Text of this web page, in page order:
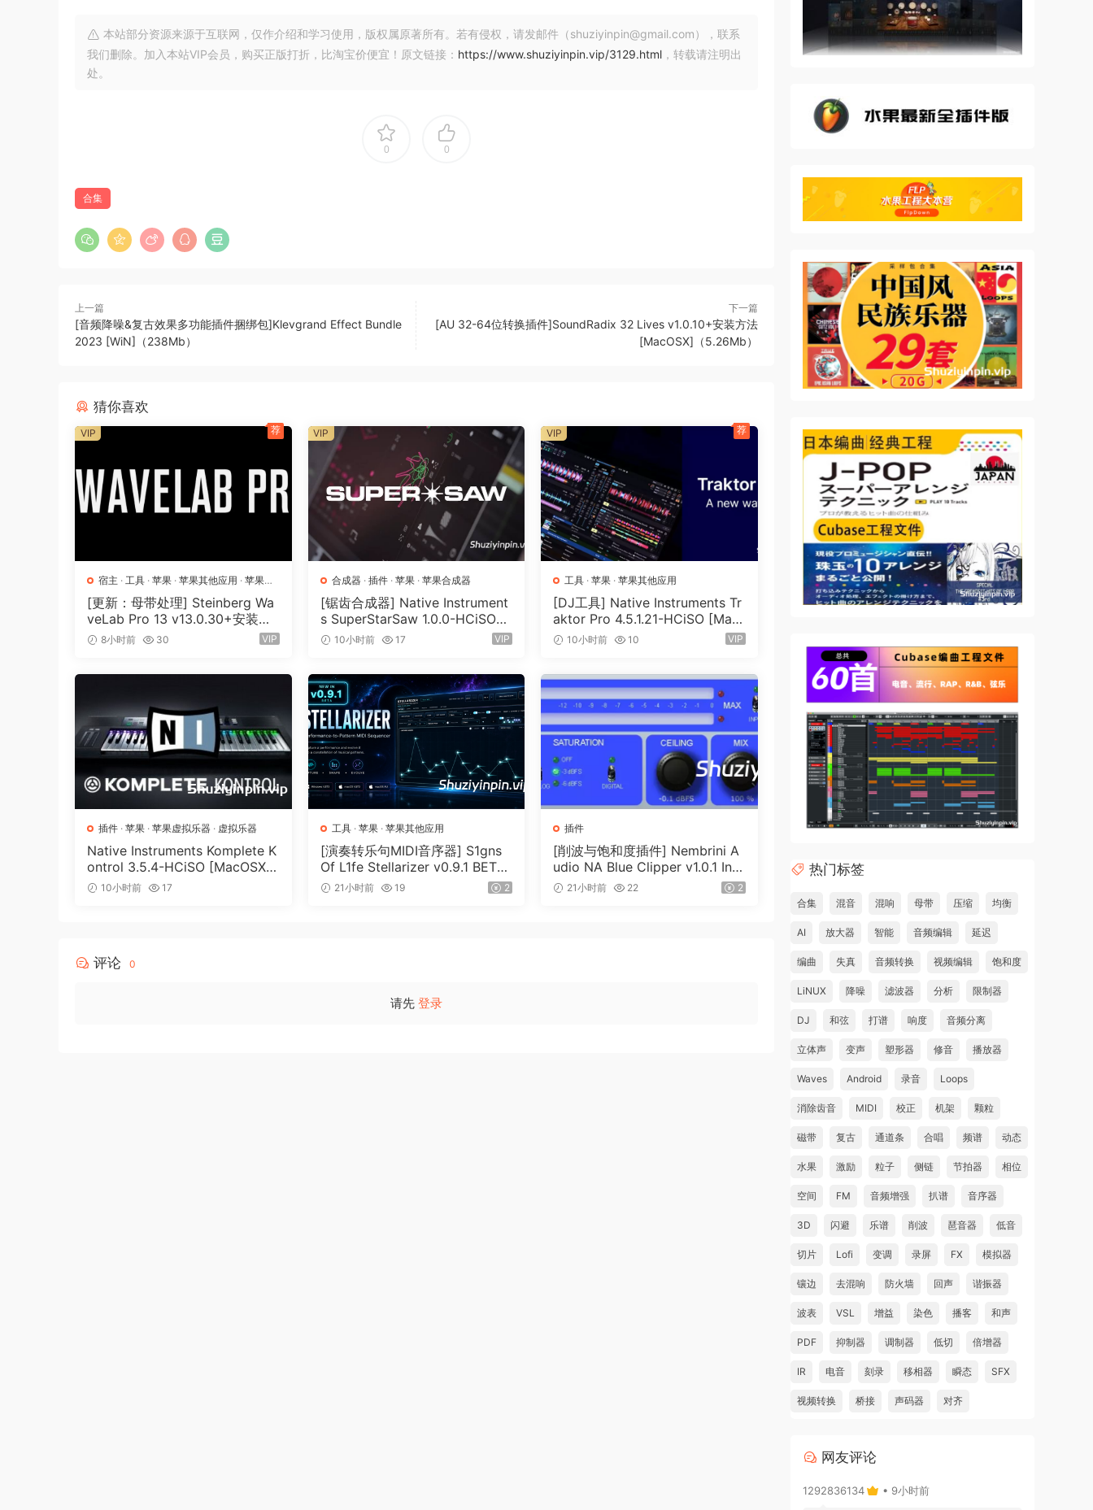
安装方法：
Sylenth1 是一款虚拟模拟 VSTi 合成器，它将质量和性能的定义提升到了更高的水平。到目前为止，只有极少数软件合
成器能够达到硬件合成器的音质标准。Sylenth1 就是其中之一。
Sylenth1 不仅仅是一款合成器。它是从制作人的角度打造的。它旨在制作出高品质的声音和音乐。它旨在演奏。我们投
入了大量研究，以实现前所未有的温暖和清晰度。图形界面确保最高级别的可用性，让您可以充分释放创造力。
一位女巫说，
的检测问题，Lennard 停止了对 NTDLL 的 Nt/ZwProtectVirtualMemory 的调用，
我们在之前的 NFO 中已经解释过。感谢你们证明了我们说的是真的 :)
这并非 LennarDigital 第一次或第二次出现其
“强大”保护机制的问题。这种情况一直存在，从 V1 版本开始就如此。
合法用户应该要求 Lennard 移除这些无用的功能。
至少从 2022 年起，它就没有任何保护作用了 :)
v3.073 中的新增功能（2022 年 12 月 10 日）
修复噪音振荡器中的错误。
添加了对 Studio One .preset 文件的支持。
允许在设置文件中使用空的 DefaultBank 字符串。
本站部分资源来源于互联网，仅作介绍和学习使用，版权属原著所有。若有侵权，请发邮件（shuziyinpin@gmail.com），联系
我们删除。加入本站VIP会员，购买正版打折，比淘宝价便宜！原文链接： https://www.shuziyinpin.vip/3129.html ，转载请注明出
处。
0 0
合集
上一篇
[音频降噪&复古效果多功能插件捆绑包]Klevgrand Effect Bundle
2023 [WiN]（238Mb）
下一篇
[AU 32-64位转换插件]SoundRadix 32 Lives v1.0.10+安装方法
[MacOSX]（5.26Mb）
猜你喜欢
宿主 · 工具 · 苹果 · 苹果其他应用 · 苹果宿
主
[更新：母带处理] Steinberg Wa
veLab Pro 13 v13.0.30+安装方
法 [WiN, MacOSX]（285.6MB
8小时前 30 VIP
VIP 荐
合成器· 插件· 苹果· 苹果合成器
[锯齿合成器] Native Instrument
s SuperStarSaw 1.0.0-HCiSO
[MacOSX]（182.43MB）
10小时前 17 VIP
VIP
工具 ·苹果 ·苹果其他应用
[DJ工具] Native Instruments Tr
aktor Pro 4.5.1.21-HCiSO [Mac
OSX]（402.83MB）
10小时前 10 VIP
VIP 荐
插件 · 苹果 · 苹果虚拟乐器 · 虚拟乐器
Native Instruments Komplete K
ontrol 3.5.4-HCiSO [MacOSX]
（ 823.17MB）
10小时前 17
工具· 苹果· 苹果其他应用
[演奏转乐句MIDI音序器] S1gns
Of L1fe Stellarizer v0.9.1 BETA-
ARCADiA [WiN, MacOSX]（22
21小时前 19 2
插件
[削波与饱和度插件] Nembrini A
udio NA Blue Clipper v1.0.1 Incl
Keygen-R2R [WiN]（11.2MB）
21小时前 22 2
评论 0
请先 登录
热门标签
合集 混音 混响 母带 压缩 均衡
AI 放大器 智能 音频编辑 延迟
编曲 失真 音频转换 视频编辑 饱和度
LiNUX 降噪 滤波器 分析 限制器
DJ 和弦 打谱 响度 音频分离
立体声 变声 塑形器 修音 播放器
Waves Android 录音 Loops
消除齿音 MIDI 校正 机架 颗粒
磁带 复古 通道条 合唱 频谱 动态
水果 激励 粒子 侧链 节拍器 相位
空间 FM 音频增强 扒谱 音序器
3D 闪避 乐谱 削波 琶音器 低音
切片 Lofi 变调 录屏 FX 模拟器
镶边 去混响 防火墙 回声 谐振器
波表 VSL 增益 染色 播客 和声
PDF 抑制器 调制器 低切 倍增器
IR 电音 刻录 移相器 瞬态 SFX
视频转换 桥接 声码器 对齐
网友评论
1292836134 • 9小时前